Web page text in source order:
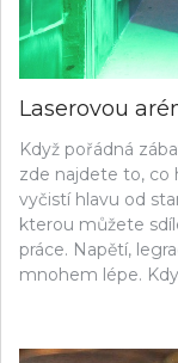
Laserovou
Když pořádná
zde najdete to, co
vyčistí hlavu od
kterou můžete
práce. Napětí,
mnohem lépe.